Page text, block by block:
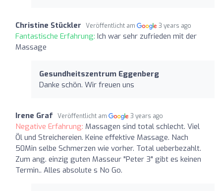
Christine Stückler Veröffentlicht am 3 years ago
Fantastische Erfahrung: Ich war sehr zufrieden mit der
Massage
Gesundheitszentrum Eggenberg
Danke schön. Wir freuen uns
Irene Graf Veröffentlicht am 3 years ago
Negative Erfahrung: Massagen sind total schlecht. Viel
Öl und Streichereien. Keine effektive Massage. Nach
50Min selbe Schmerzen wie vorher. Total ueberbezahlt.
Zum ang. einzig guten Masseur "Peter 3" gibt es keinen
Termin.. Alles absolute s No Go.